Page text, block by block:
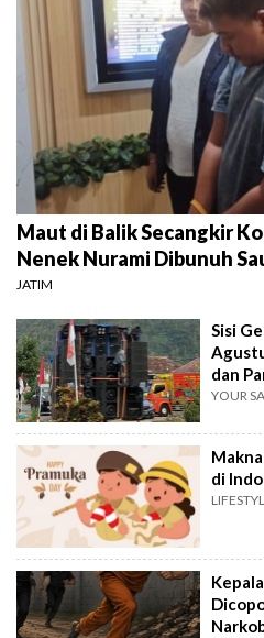
Maut di Balik Secangkir
Nenek Nurami Dibunuh
JATIM
Sisi
dan
YOUR
di